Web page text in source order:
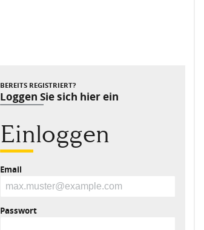
BEREITS REGISTRIERT?
Loggen Sie sich hier ein
Einloggen
Email
Passwort